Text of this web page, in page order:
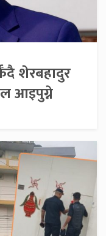
शेरबहादुर
आइपुग्ने